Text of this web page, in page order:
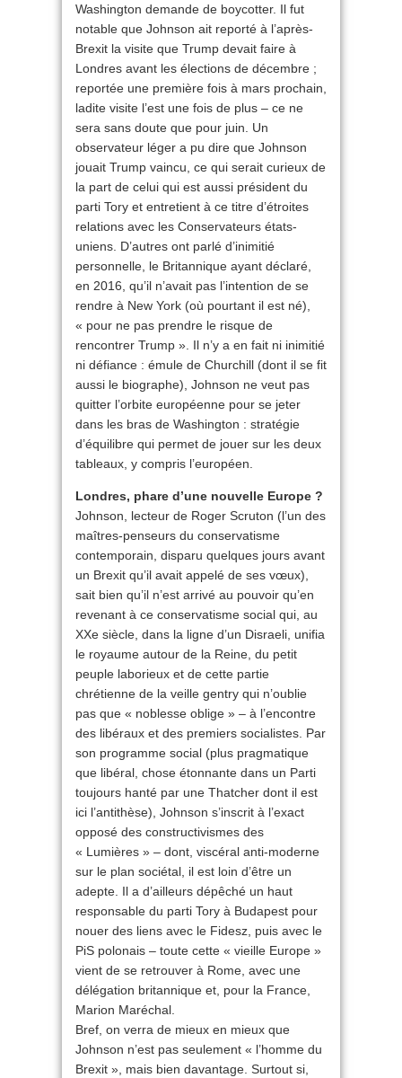
Washington demande de boycotter. Il fut
notable que Johnson ait reporté à l’après-
Brexit la visite que Trump devait faire à
Londres avant les élections de décembre ;
reportée une première fois à mars prochain,
ladite visite l’est une fois de plus – ce ne
sera sans doute que pour juin. Un
observateur léger a pu dire que Johnson
jouait Trump vaincu, ce qui serait curieux de
la part de celui qui est aussi président du
parti Tory et entretient à ce titre d’étroites
relations avec les Conservateurs états-
uniens. D’autres ont parlé d’inimitié
personnelle, le Britannique ayant déclaré,
en 2016, qu’il n’avait pas l’intention de se
rendre à New York (où pourtant il est né),
« pour ne pas prendre le risque de
rencontrer Trump ». Il n’y a en fait ni inimitié
ni défiance : émule de Churchill (dont il se fit
aussi le biographe), Johnson ne veut pas
quitter l’orbite européenne pour se jeter
dans les bras de Washington : stratégie
d’équilibre qui permet de jouer sur les deux
tableaux, y compris l’européen.
Londres, phare d’une nouvelle Europe ?
Johnson, lecteur de Roger Scruton (l’un des
maîtres-penseurs du conservatisme
contemporain, disparu quelques jours avant
un Brexit qu’il avait appelé de ses vœux),
sait bien qu’il n’est arrivé au pouvoir qu’en
revenant à ce conservatisme social qui, au
XXe siècle, dans la ligne d’un Disraeli, unifia
le royaume autour de la Reine, du petit
peuple laborieux et de cette partie
chrétienne de la veille gentry qui n’oublie
pas que « noblesse oblige » – à l’encontre
des libéraux et des premiers socialistes. Par
son programme social (plus pragmatique
que libéral, chose étonnante dans un Parti
toujours hanté par une Thatcher dont il est
ici l’antithèse), Johnson s’inscrit à l’exact
opposé des constructivismes des
« Lumières » – dont, viscéral anti-moderne
sur le plan sociétal, il est loin d’être un
adepte. Il a d’ailleurs dépêché un haut
responsable du parti Tory à Budapest pour
nouer des liens avec le Fidesz, puis avec le
PiS polonais – toute cette « vieille Europe »
vient de se retrouver à Rome, avec une
délégation britannique et, pour la France,
Marion Maréchal.
Bref, on verra de mieux en mieux que
Johnson n’est pas seulement « l’homme du
Brexit », mais bien davantage. Surtout si,